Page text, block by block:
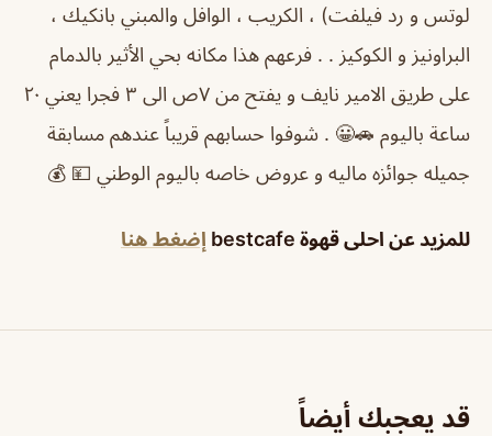
لوتس و رد فيلفت) ، الكريب ، الوافل والمبني بانكيك ،
البراونيز و الكوكيز . . فرعهم هذا مكانه بحي الأثير بالدمام
على طريق الامير نايف و يفتح من ٧ص الى ٣ فجرا يعني ٢٠
ساعة باليوم 🚗😀 . شوفوا حسابهم قريباً عندهم مسابقة
جميله جوائزه ماليه و عروض خاصه باليوم الوطني 💴 💰
للمزيد عن احلى قهوة bestcafe إضغط هنا
قد يعجبك أيضاً